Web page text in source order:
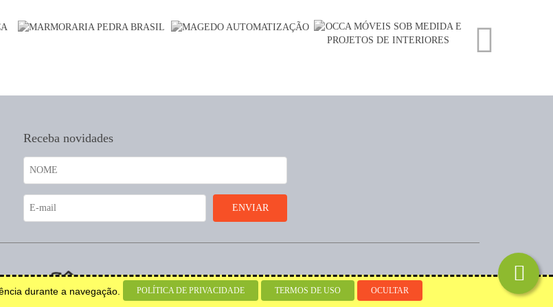
Receba novidades
Desenvolvido por
durante a navegação. POLÍTICA DE PRIVACIDADE TERMOS DE USO OCULTAR